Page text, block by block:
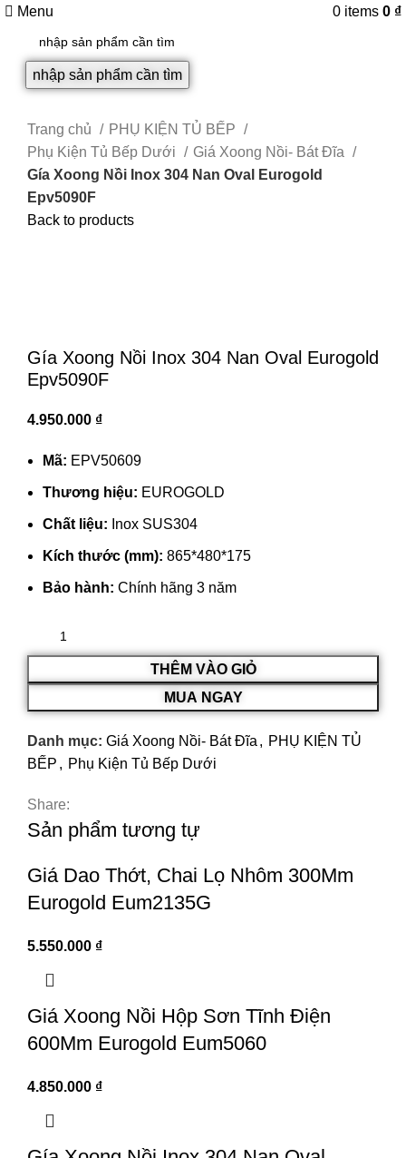
Menu 0 items 0 ₫
nhập sản phẩm cần tìm
Trang chủ
PHỤ KIỆN TỦ BẾP
Phụ Kiện Tủ Bếp Dưới
Giá Xoong Nồi- Bát Đĩa
Gía Xoong Nồi Inox 304 Nan Oval Eurogold
Epv5090F
Back to products
Gía Xoong Nồi Inox 304 Nan Oval Eurogold
Epv5090F
4.950.000 ₫
Mã: EPV50609
Thương hiệu: EUROGOLD
Chất liệu: Inox SUS304
Kích thước (mm): 865*480*175
Bảo hành: Chính hãng 3 năm
THÊM VÀO GIỎ
MUA NGAY
Danh mục: Giá Xoong Nồi- Bát Đĩa , PHỤ KIỆN TỦ
BẾP , Phụ Kiện Tủ Bếp Dưới
Share:
Sản phẩm tương tự
Giá Dao Thớt, Chai Lọ Nhôm 300Mm
Eurogold Eum2135G
5.550.000 ₫
Giá Xoong Nồi Hộp Sơn Tĩnh Điện
600Mm Eurogold Eum5060
4.850.000 ₫